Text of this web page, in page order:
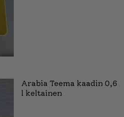
Arabia Teema kaadin 0,6
l keltainen